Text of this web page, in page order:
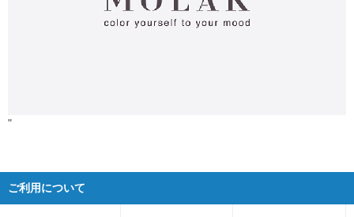
"
ご利用について